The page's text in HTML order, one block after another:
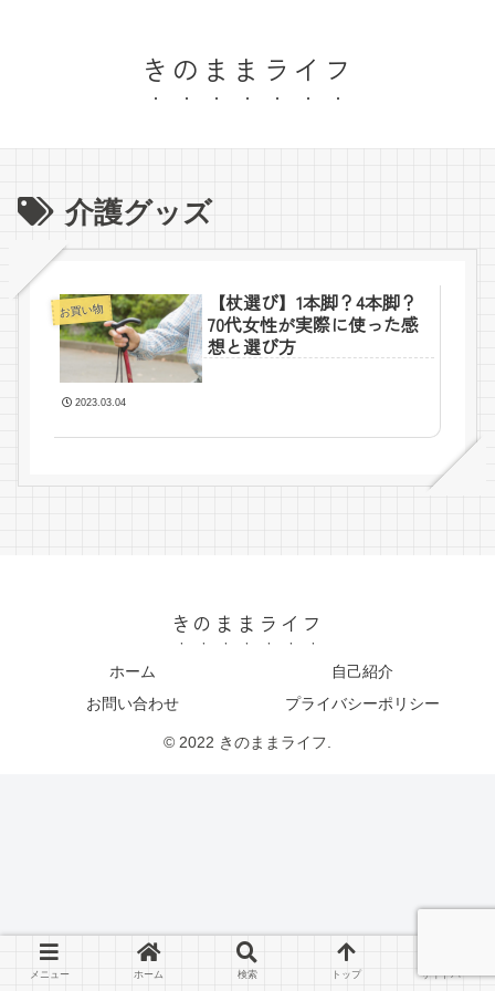
きのままライフ
介護グッズ
お買い物
【杖選び】1本脚？4本脚？
70代女性が実際に使った感
想と選び方
2023.03.04
きのままライフ
ホーム
自己紹介
お問い合わせ
プライバシーポリシー
© 2022 きのままライフ.
メニュー ホーム 検索 トップ サイドバー